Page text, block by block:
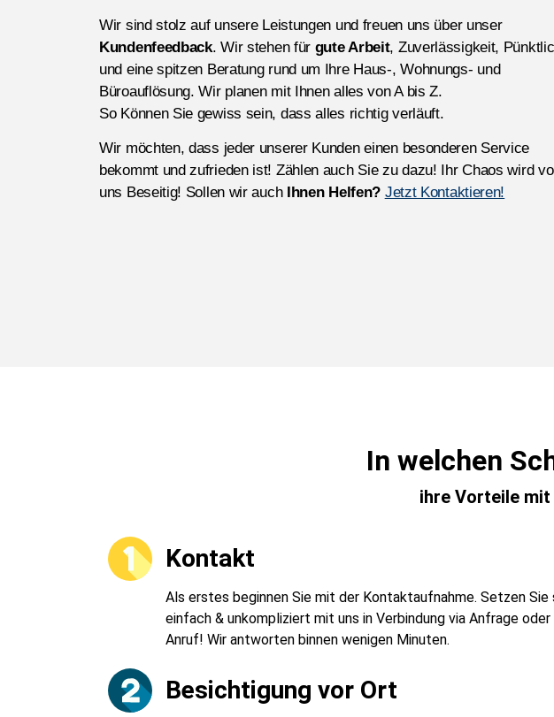
Wir sind stolz auf unsere Leistungen und freuen uns über unser
Kundenfeedback. Wir stehen für gute Arbeit, Zuverlässigkeit,
und eine spitzen Beratung rund um Ihre Haus-, Wohnungs- und
Büroauflösung. Wir planen mit Ihnen alles von A bis Z.
So Können Sie gewiss sein, dass alles richtig verläuft.
Wir möchten, dass jeder unserer Kunden einen besonderen Service
bekommt und zufrieden ist! Zählen auch Sie zu dazu! Ihr Chaos wird
uns Beseitig! Sollen wir auch
Ihnen Helfen? Jetzt Kontaktieren!
In welchen
ihre Vorteile mit
Kontakt
Als erstes beginnen Sie mit der Kontaktaufnahme. Setzen Sie
einfach & unkompliziert mit uns in Verbindung via Anfrage oder
Anruf! Wir antworten binnen wenigen Minuten.
Besichtigung vor Ort